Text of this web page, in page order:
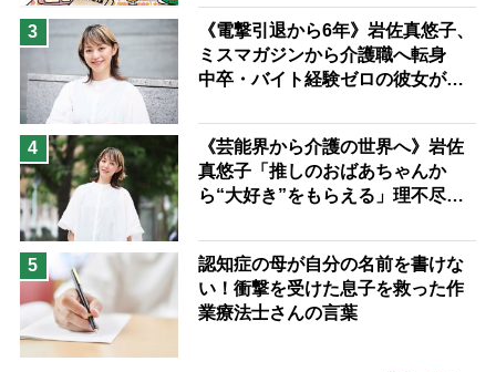
3
《電撃引退から6年》岩佐真悠子、
ミスマガジンから介護職へ転身
中卒・バイト経験ゼロの彼女が見
ながら自分らしくいられる」
4
《芸能界から介護の世界へ》岩佐
真悠子「推しのおばあちゃんか
ら“大好き”をもらえる」理不尽さ
場は「愛おしい」
5
認知症の母が自分の名前を書けな
い！衝撃を受けた息子を救った作
業療法士さんの言葉